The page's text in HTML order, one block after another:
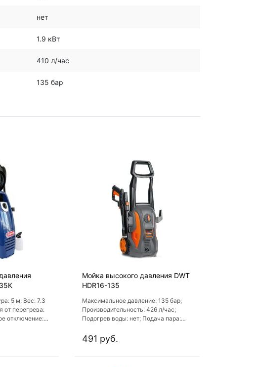
нет
1.9 кВт
410 л/час
135 бар
5 м; Вес: 7.3
от перегрева:
отключение:
Мойка высокого давления DWT
HDR16-135
Максимальное давление: 135 бар;
Производительность: 426 л/час;
Подогрев воды: нет; Подача пара:
491 руб.